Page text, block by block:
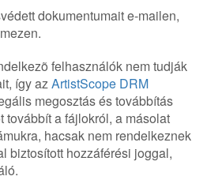
dokumentumait e-mailen,
felhasználók nem tudják
így azArtistScope DRM
megosztás és továbbítás
továbbít a fájlokról, a másolat
hacsak nem rendelkeznek
biztosított hozzáférési joggal,